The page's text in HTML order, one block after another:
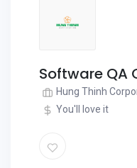
Software QA
Hung Thinh
You'll love it